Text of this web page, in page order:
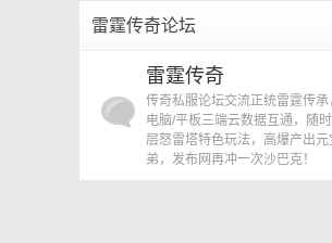
雷霆传奇论坛
雷霆传奇
传奇私服论坛交流正统雷霆传
电脑/平板三端云数据互通，随
层怒雷塔特色玩法，高爆产出
弟，发布网再冲一次沙巴克！